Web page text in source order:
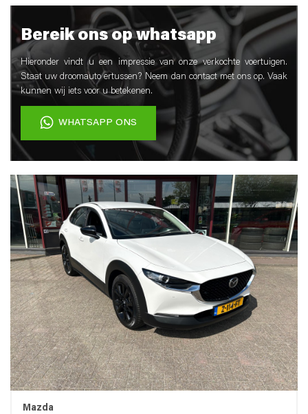
Bereik ons op whatsapp
Hieronder vindt u een impressie van onze verkochte voertuigen.
Staat uw droomauto ertussen? Neem dan contact met ons op. Vaak
kunnen wij iets voor u betekenen.
WHATSAPP ONS
Mazda